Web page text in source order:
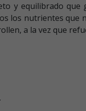
y equilibrado
los nutrientes que
a la vez que